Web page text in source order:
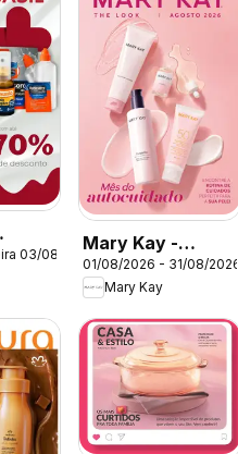
03/08/2026
Mary Kay -
Catálogo Agosto
2026
01/08/2026 - 31/08/2026
Mary Kay